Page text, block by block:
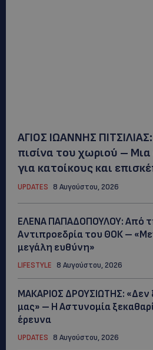
ΑΓΙΟΣ ΙΩΑΝΝΗΣ
πισίνα του χωριού –
για κατοίκους και
UPDATES 8 Αυγούστου, 2026
ΕΛΕΝΑ ΠΑΠΑΔΟΠΟΥΛΟΥ: Από
Αντιπροεδρία του ΘΟΚ –
μεγάλη ευθύνη»
LIFESTYLE 8 Αυγούστου, 2026
ΜΑΚΑΡΙΟΣ ΔΡΟΥΣΙΩΤΗΣ: «Δεν
μας» – Η Αστυνομία
έρευνα
UPDATES 8 Αυγούστου, 2026